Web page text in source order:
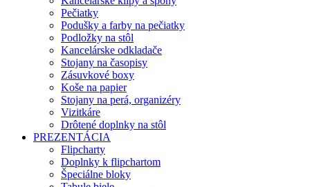
Pečiatky
Podušky a farby na pečiatky
Podložky na stôl
Kancelárske odkladače
Stojany na časopisy
Zásuvkové boxy
Koše na papier
Stojany na perá, organizéry
Vizitkáre
Drôtené doplnky na stôl
PREZENTÁCIA
Flipcharty
Doplnky k flipchartom
Špeciálne bloky